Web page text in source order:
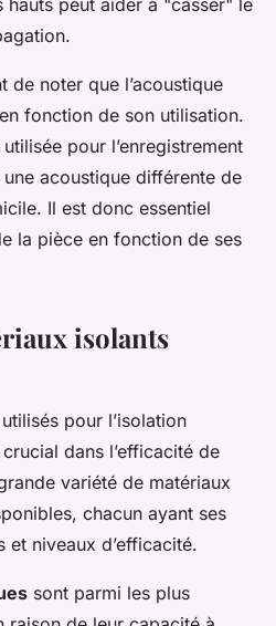
peut aider à "casser" le
de noter que l’acoustique
fonction de son utilisation.
pour l’enregistrement
acoustique différente de
Il est donc essentiel
la pièce en fonction de ses
isolants
pour l’isolation
dans l’efficacité de
variété de matériaux
chacun ayant ses
niveaux d’efficacité.
sont parmi les plus